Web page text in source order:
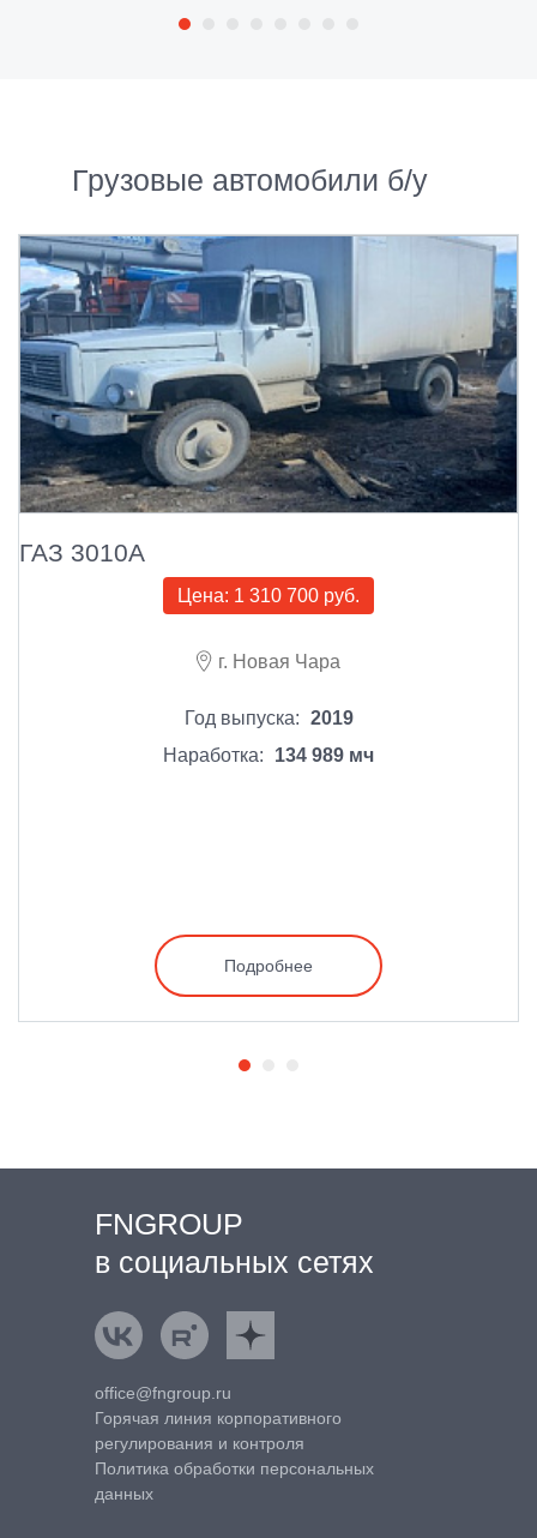
Грузовые автомобили б/у
ГАЗ 3010А
Цена: 1 310 700 руб.
г. Новая Чара
Год выпуска: 2019
Наработка:
134 989 мч
Подробнее
FNGROUP
в социальных сетях
ВКонтактеRutube Яндекс.Дзен
office@fngroup.ru
Горячая линия корпоративного
регулирования и контроля
Политика обработки персональных
данных